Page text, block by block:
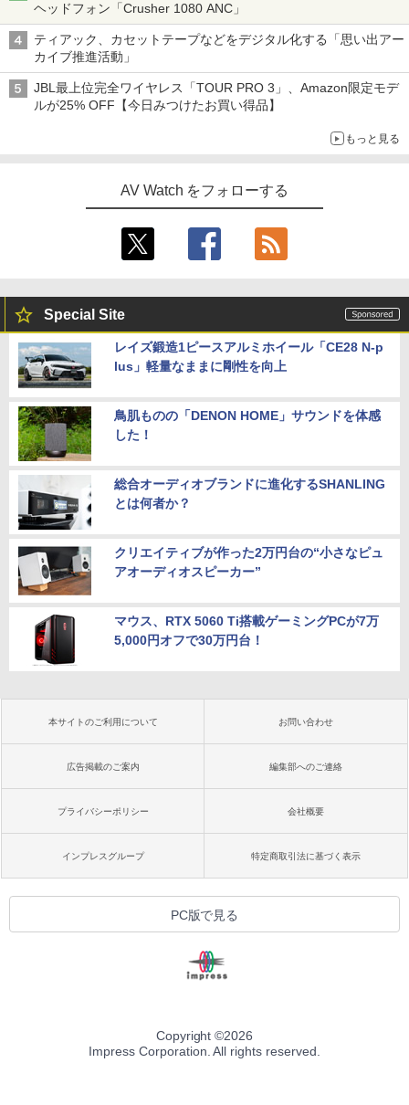
ヘッドフォン「Crusher 1080 ANC」
ティアック、カセットテープなどをデジタル化する「思い出アー
カイブ推進活動」
JBL最上位完全ワイヤレス「TOUR PRO 3」、Amazon限定モデ
ルが25% OFF【今日みつけたお買い得品】
もっと見る
AV Watch をフォローする
Special Site
レイズ鍛造1ピースアルミホイール「CE28 N-p
lus」軽量なままに剛性を向上
鳥肌ものの「DENON HOME」サウンドを体感
した！
総合オーディオブランドに進化するSHANLING
とは何者か？
クリエイティブが作った2万円台の“小さなピュ
アオーディオスピーカー”
マウス、RTX 5060 Ti搭載ゲーミングPCが7万
5,000円オフで30万円台！
本サイトのご利用について お問い合わせ
広告掲載のご案内 編集部へのご連絡
プライバシーポリシー 会社概要
インプレスグループ 特定商取引法に基づく表示
PC版で見る
Copyright ©2026
Impress Corporation. All rights reserved.